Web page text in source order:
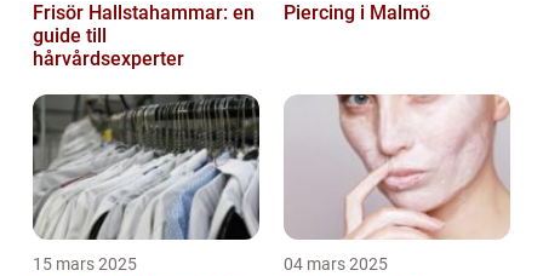
Frisör Hallstahammar: en
guide till
hårvårdsexperter
Piercing i Malmö
15 mars 2025 04 mars 2025